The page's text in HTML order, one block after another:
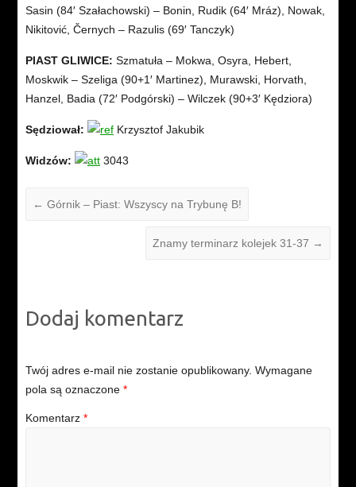
Sasin (84′ Szałachowski) – Bonin, Rudik (64′ Mráz), Nowak,
Nikitović, Černych – Razulis (69′ Tanczyk)
PIAST GLIWICE: Szmatuła – Mokwa, Osyra, Hebert,
Moskwik – Szeliga (90+1′ Martinez), Murawski, Horvath,
Hanzel, Badia (72′ Podgórski) – Wilczek (90+3′ Kędziora)
Sędziował: Krzysztof Jakubik
Widzów: 3043
← Górnik – Piast: Wszyscy na Trybunę B!
Znamy terminarz kolejek 31-37 →
Dodaj komentarz
Twój adres e-mail nie zostanie opublikowany. Wymagane
pola są oznaczone *
Komentarz *